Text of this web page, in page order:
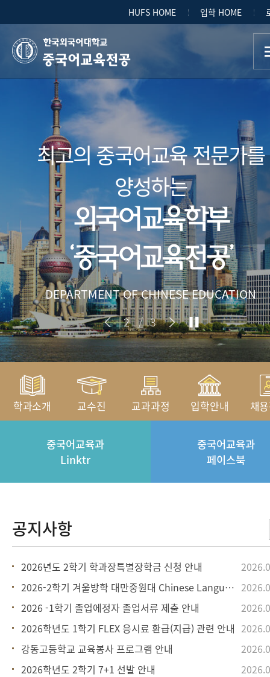
HUFS HOME 입학 HOME
중국어교육전공
2 / 3
최고의 중국어교육 전문가를
양성하는
외국어교육학부
‘중국어교육전공’
DEPARTMENT OF CHINESE EDUCATION
학과소개 교수진 교과과정 입학안내 채
중국어교육과
Linktr
중국어교육과
페이스북
2026년도 2학기 학과장특별장학금 신청 안내
2026-2학기 겨울방학 대만중원대 Chinese Languag
2026 -1학기 졸업에정자 졸업서류 제출 안내
2026학년도 1학기 FLEX 응시료 환급(지급) 관련 안내
강동고등학교 교육봉사 프로그램 안내
2026학년도 2학기 7+1 선발 안내